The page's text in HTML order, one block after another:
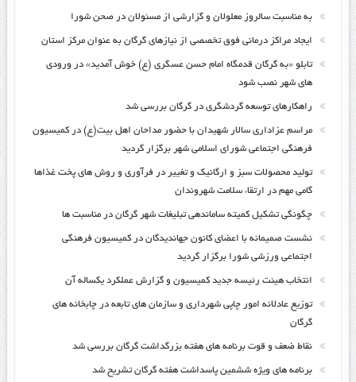
به مناسبت سالروز معلولان و گزارشی از مسئولان در صحن شورا
ایجاد مراکز درمانی فوق تخصصی از نیازهای گرگان به عنوان مرکز استان
تابلو «به گرگان قدمگاه امام حسن عسگری (ع) خوش آمدید» در ورودی
های شهر نصب شود
راهکارهای توسعه گردشگری در گرگان بررسی شد
مراسم عزاداری سالار شهیدان با حضور مداحان اهل بیت(ع) در کمیسیون
فرهنگی اجتماعی شورای اسلامی شهر برگزار گردید
تولید محصولات سبز و ارگانیک و تغییر در فرآوری و روش های پخت غذاها
گامی مهم در ارتقاء سلامت شهروندان
چگونگی تشکیل کمیته ساماندهی تبلیغات شهر گرگان در مناسبت ها
نشست صمیمانه با اعضای کانون جهاندیدگان در کمیسیون فرهنگی
اجتماعی ورزشی شورا برگزار گردید
انتخاب هیئت رئیسه جدید کمیسیون و گزارش عملکرد یکساله آن
توزیع عادلانه امور چاپی شهرداری و سازمان های تابعه در چابخانه های
گرگان
نقاط ضعف و قوت برنامه های هفته بزرگداشت گرگان بررسی شد
برنامه های ویژه ششمین پاسداشت هفته گرگان تشریح شد